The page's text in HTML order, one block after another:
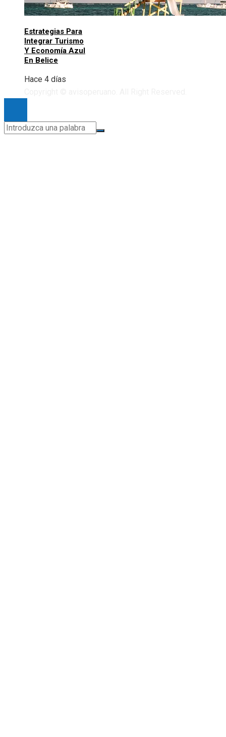
Estrategias Para
Integrar Turismo
Y Economía Azul
En Belice
Hace 4 días